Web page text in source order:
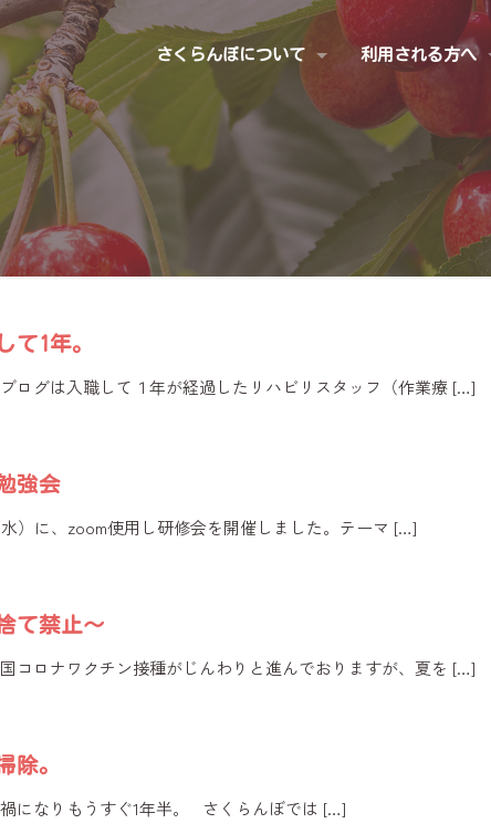
さくらんぼについて 利用される方へ
て1年。
ログは入職して１年が経過したリハビリスタッフ（作業療 […]
強会
）に、zoom使用し研修会を開催しました。テーマ […]
て禁止〜
コロナワクチン接種がじんわりと進んでおりますが、夏を […]
除。
になりもうすぐ1年半。 さくらんぼでは […]